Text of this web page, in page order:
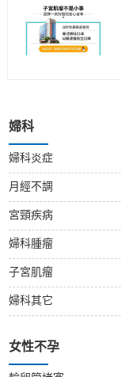
婦科
婦科炎症
月經不調
宮頸疾病
婦科腫瘤
子宮肌瘤
婦科其它
女性不孕